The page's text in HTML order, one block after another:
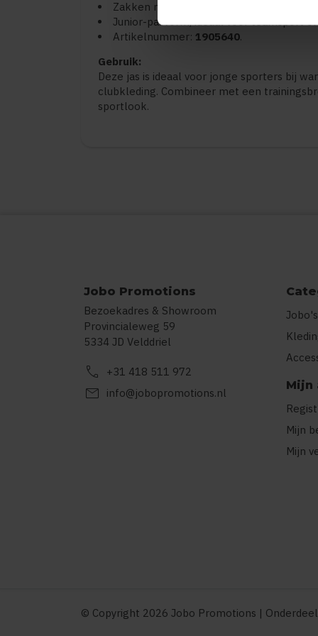
Zakken met rits aan de zijkant voor
Junior-pasvorm, ideaal voor teamsport
Artikelnummer: 1905640.
Gebruik:
Deze jas is ideaal voor jonge sporters bij
clubkleding. Combineer met een
sportlook.
Jobo Promotions
Bezoekadres & Showroom
Provincialeweg 59
5334 JD Velddriel
call +31 418 511 972
mail info@jobopromotions.nl
Mijn
Mijn
Mijn
© Copyright 2026 Jobo Promotions | Onderdeel